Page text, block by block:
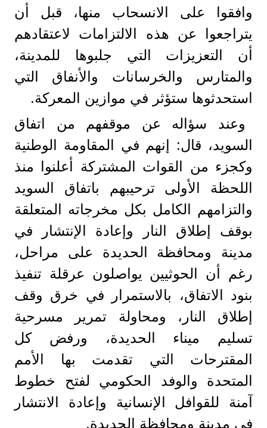
وافقوا على الانسحاب منها، قبل أن
يتراجعوا عن هذه الالتزامات لاعتقادهم
أن التعزيزات التي جلبوها للمدينة،
والمتارس والخرسانات والأنفاق التي
استحدثوها ستؤثر في موازين المعركة.
وعند سؤاله عن موقفهم من اتفاق
السويد، قال: إنهم في المقاومة الوطنية
وكجزء من القوات المشتركة أعلنوا منذ
اللحظة الأولى ترحيبهم باتفاق السويد
والتزامهم الكامل بكل مخرجاته المتعلقة
بوقف إطلاق النار وإعادة الإنتشار في
مدينة ومحافظة الحديدة على مراحل،
رغم أن الحوثيين يواصلون عرقلة تنفيذ
بنود الاتفاق، بالاستمرار في خرق وقف
إطلاق النار، ومحاولة تمرير مسرحية
تسليم ميناء الحديدة، ورفض كل
المقترحات التي تقدمت بها الأمم
المتحدة والوفد الحكومي لفتح خطوط
آمنة للقوافل الإنسانية وإعادة الانتشار
في مدينة ومحافظة الحديدة.